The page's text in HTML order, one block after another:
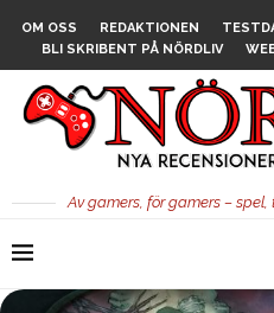
OM OSS REDAKTIONEN
BLI SKRIBENT PÅ NÖRDLIV
Av gamers, för gamers – spel,